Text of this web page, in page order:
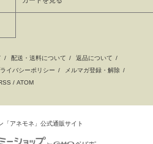
/ 配送・送料について / 返品について /
イバシーポリシー / メルマガ登録・解除 /
/ ATOM
「アネモネ」公式通販サイト